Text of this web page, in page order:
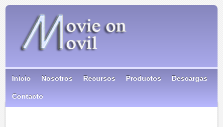
Inicio Nosotros Recursos Productos Descargas
Contacto